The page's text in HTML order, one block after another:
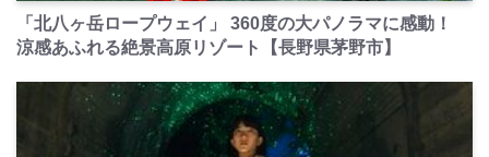
「北八ヶ岳ロープウェイ」 360度の大パノラマに感動！
涼感あふれる絶景高原リゾート【長野県茅野市】